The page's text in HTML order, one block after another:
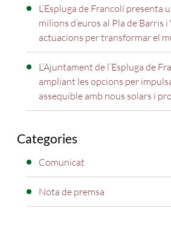
L’Espluga de Francolí presenta
milions d’euros al Pla de Barris
actuacions per transformar el
L’Ajuntament de l’Espluga de
ampliant les opcions per
assequible amb nous solars i
Categories
Comunicat
Nota de premsa